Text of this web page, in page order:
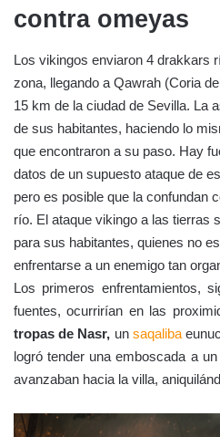
contra omeyas
Los vikingos enviaron 4 drakkars
zona, llegando a Qawrah (Coria
15 km de la ciudad de Sevilla. La
de sus habitantes, haciendo lo
que encontraron a su paso. Hay
datos de un supuesto ataque de
pero es posible que la confundan
río. El ataque vikingo a las tierras
para sus habitantes, quienes no
enfrentarse a un enemigo tan
Los primeros enfrentamientos,
fuentes, ocurrirían en las
tropas de Nasr, un saqaliba
logró tender una emboscada a
avanzaban hacia la villa,